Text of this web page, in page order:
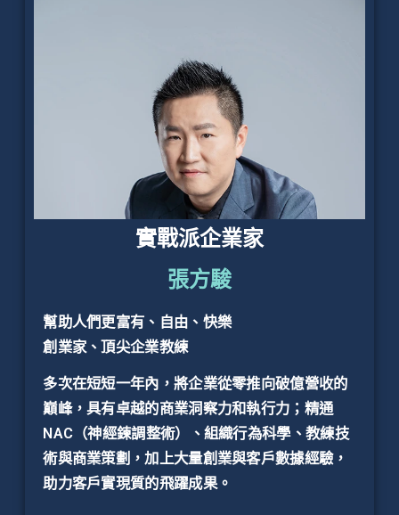
實戰派企業家
張方駿
幫助人們更富有、自由、快樂
創業家、頂尖企業教練
多次在短短一年內，將企業從零推向破億營收的
巔峰，具有卓越的商業洞察力和執行力；精通
NAC（神經鍊調整術）、組織行為科學、教練技
術與商業策劃，加上大量創業與客戶數據經驗，
助力客戶實現質的飛躍成果。